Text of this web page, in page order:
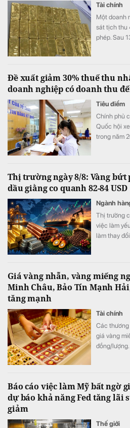
Tài chính
Một doanh
sát tịch thu
phép. Sau
Đề xuất giảm 30% thuế thu
doanh nghiệp có doanh thu
Tiêu điểm
Chính phủ
Quốc hội
trong năm
Thị trường ngày 8/8: Vàng bứt
dầu giằng co quanh 82-84 USD
Ngành
Thị trường
việc làm
làm thay
dầu biến
liên quan
Giá vàng nhẫn, vàng miếng
Minh Châu, Bảo Tín Mạnh
tăng mạnh
Tài chính
Các
giá vàng
đồng/lượng.
Báo cáo việc làm Mỹ bất ngờ
dự báo khả năng Fed tăng lãi
giảm
Thế giới